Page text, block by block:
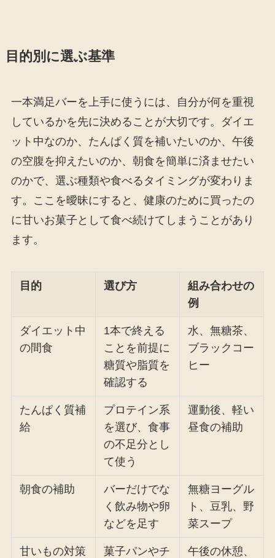
目的別に選ぶ基準
一本満足バーを上手に使うには、自分が何を重視
しているかを先に決めることが大切です。ダイエ
ット中なのか、たんぱく質を補いたいのか、午後
の空腹を抑えたいのか、朝食を簡単に済ませたい
のかで、選ぶ種類や食べるタイミングが変わりま
す。ここを曖昧にすると、健康のために買ったの
に甘いお菓子として食べ続けてしまうことがあり
ます。
目的 選び方
組み合わせの
例
ダイエット中
の間食
1本で終える
ことを前提に
糖質や脂質を
確認する
水、無糖茶、
ブラックコー
ヒー
たんぱく質補
給
プロテイン系
を選び、食事
の不足分とし
て使う
運動後、軽い
昼食の補助
朝食の補助
バーだけでな
く飲み物や卵
などを足す
無糖ヨーグル
ト、豆乳、野
菜スープ
甘いもの対策
菓子パンやチ
午後の休憩、